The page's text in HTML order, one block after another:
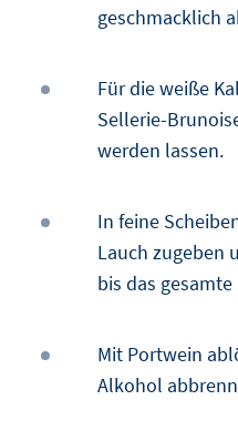
geschmacklich
Für die weiße
Sellerie-
werden lassen.
In feine
Lauch zugeben
bis das
Mit Portwein
Alkohol